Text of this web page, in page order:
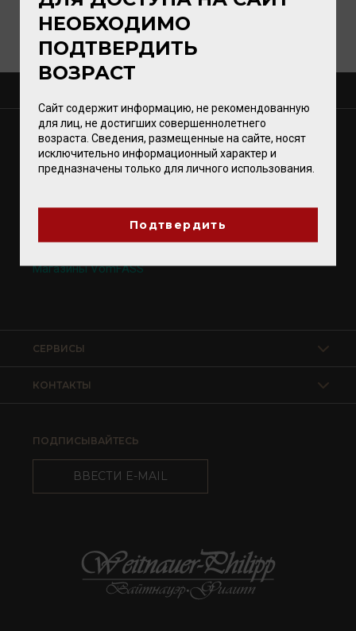
МАГАЗИНЫ
Калининград
Магазины VomFASS
КОНТАКТЫ
СЕРВИСЫ
ПОДПИСЫВАЙТЕСЬ
ВВЕСТИ E-MAIL
НЕОБХОДИМО
ПОДТВЕРДИТЬ
ВОЗРАСТ
Сайт содержит информацию, не рекомендованную
для лиц, не достигших совершеннолетнего
возраста. Сведения, размещенные на сайте, носят
исключительно информационный характер и
предназначены только для личного использования.
Подтвердить